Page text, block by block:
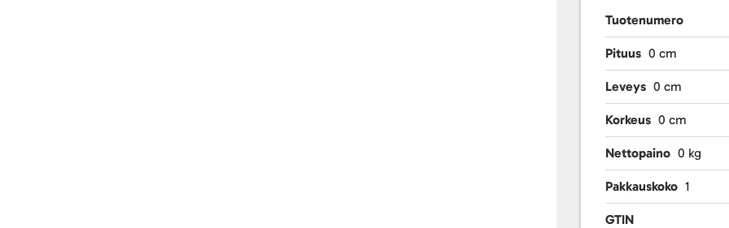
Tuotenumero
Pituus 0 cm
Leveys 0 cm
Korkeus 0 cm
Nettopaino 0 kg
Pakkauskoko 1
GTIN